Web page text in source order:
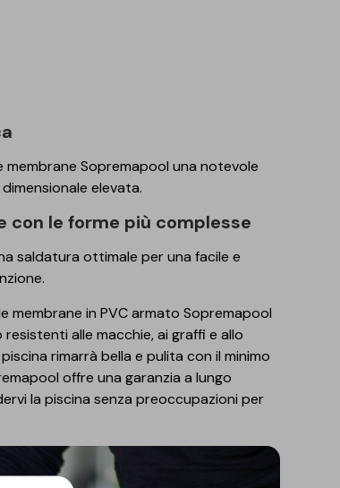
Sopremapool una notevole
elevata.
con le forme più complesse
saldatura ottimale per una facile e
membrane in PVC armato Sopremapool
alle macchie, ai graffi e allo
rimarrà bella e pulita con il minimo
offre una garanzia a lungo
la piscina senza preoccupazioni per